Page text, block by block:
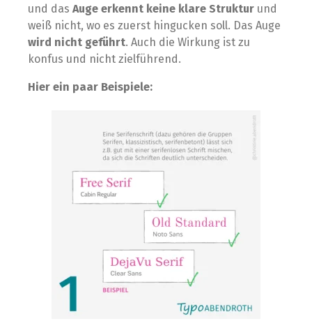
und das Auge erkennt keine klare Struktur und
weiß nicht, wo es zuerst hingucken soll. Das Auge
wird nicht geführt. Auch die Wirkung ist zu
konfus und nicht zielführend.⁣
Hier ein paar Beispiele: